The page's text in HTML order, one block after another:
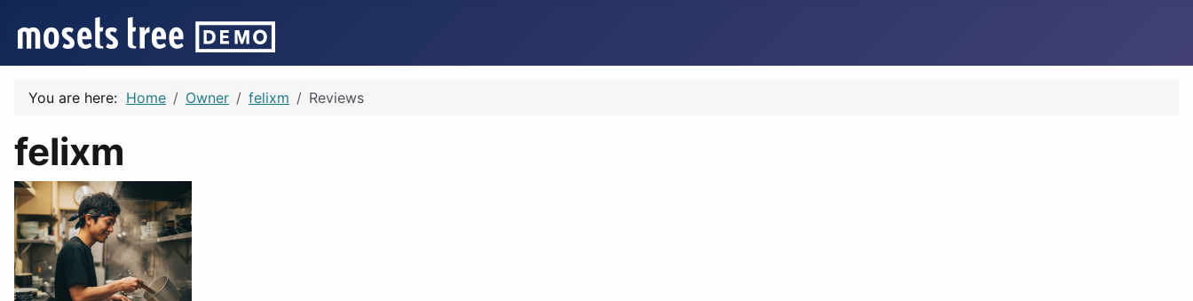
You are here: Home Owner felixm Reviews
felixm